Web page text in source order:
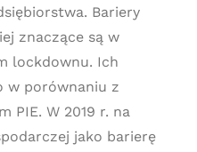
Bariery
znaczące są w
lockdownu. Ich
w porównaniu z
PIE. W 2019 r. na
jako barierę